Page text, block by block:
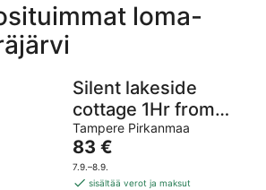
loma-
Silent lakeside
cottage 1Hr from
TMP Huvikumpu
Tampere Pirkanmaa
Hinta
on
83 €
83 €
7.9.–8.9.
sisältää verot ja maksut